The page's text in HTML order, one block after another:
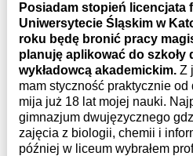
Posiadam stopień licencjata
Uniwersytecie Śląskim w
roku będę bronić pracy
planuję aplikować do
wykładowcą akademickim. Z
mam styczność praktycznie od
mija już 18 lat mojej nauki.
gimnazjum dwujęzycznego
zajęcia z biologii, chemii i
później w liceum wybrałem